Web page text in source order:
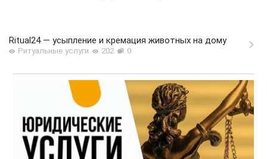
Ritual24 — усыпление и кремация животных на дому
Ритуальные услуги 202 0